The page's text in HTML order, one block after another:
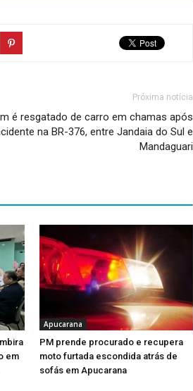
Próxima notícia
é resgatado de carro em chamas após
na BR-376, entre Jandaia do Sul e
Mandaguari
em
Apucarana
PM prende procurado e recupera
moto furtada escondida atrás de
sofás em Apucarana